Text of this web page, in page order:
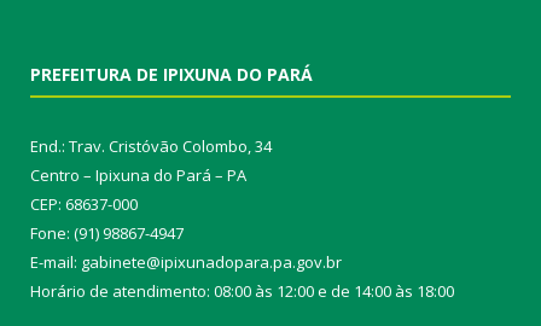
PREFEITURA DE IPIXUNA DO PARÁ
End.: Trav. Cristóvão Colombo, 34
Centro – Ipixuna do Pará – PA
CEP: 68637-000
Fone: (91) 98867-4947
E-mail: gabinete@ipixunadopara.pa.gov.br
Horário de atendimento: 08:00 às 12:00 e de 14:00 às 18:00